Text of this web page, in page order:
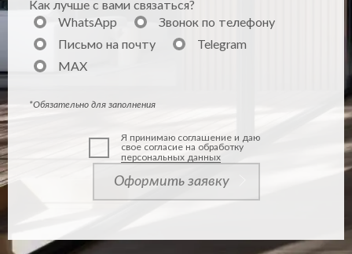
Как лучше с вами связаться?
WhatsApp
Звонок по телефону
Письмо на почту
Telegram
MAX
*Обязательно для заполнения
Я принимаю соглашение и даю
свое согласие на обработку
персональных данных
Оформить заявку